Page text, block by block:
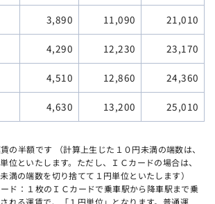
3,890 11,090 21,010
4,290 12,230 23,170
4,510 12,860 24,360
4,630 13,200 25,010
の半額です （計算上生じた１０円未満の端数は、
位といたします。 ただし、ＩＣカードの場合は、
満の端数を切り捨てて１円単位といたします）
ド：１枚のＩＣカードで乗車駅から降車駅まで乗
れる運賃で、「１円単位」となります。